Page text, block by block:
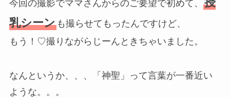
今回の撮影でママさんからのご要望で初めて、
乳シーンも撮らせてもったんですけど、
もう！♡撮りながらじーんときちゃいました。
なんというか、、、「神聖」って言葉が一番近い
ような。。。